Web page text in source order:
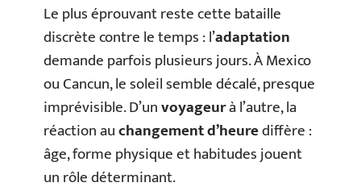
Le plus éprouvant reste cette bataille
discrète contre le temps : l’adaptation
demande parfois plusieurs jours. À Mexico
ou Cancun, le soleil semble décalé, presque
imprévisible. D’unvoyageurà l’autre, la
réaction auchangement d’heurediffère :
âge, forme physique et habitudes jouent
un rôle déterminant.